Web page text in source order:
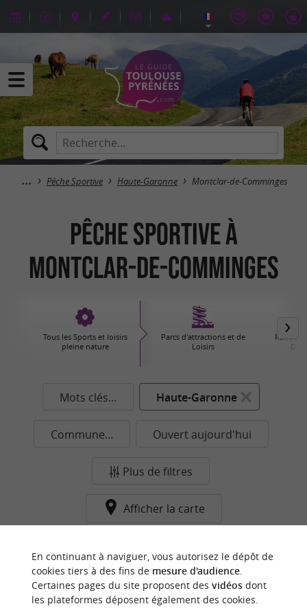
Pêche Sportive Haute-Garonne Montclar-de-Comminges
Pêche Sportive à
Montclar-de-Comminges
Tous les Sports et loisirs
pleine nature
Parcs d'attractions et de
Loisirs
Mots clés... Haute-Garonne
Commune... Ouvert aujourd'hui
Plus de filtres
Afficher la carte
commune pour le moment...
En continuant à naviguer, vous autorisez le dépôt de
cookies tiers à des fins de mesure d'audience.
Certaines pages du site proposent des vidéosdont
les plateformes déposent également des cookies.